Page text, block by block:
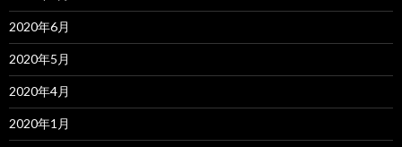
2020年6月
2020年5月
2020年4月
2020年1月